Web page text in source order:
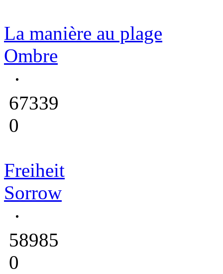
La manière au plage
Ombre
67339
0
Freiheit
Sorrow
58985
0